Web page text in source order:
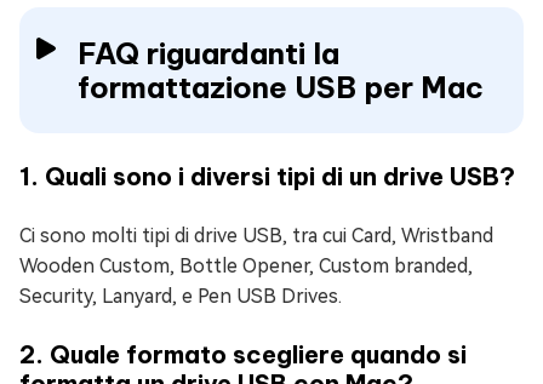
FAQ riguardanti la
formattazione USB per Mac
1. Quali sono i diversi tipi di un drive USB?
Ci sono molti tipi di drive USB, tra cui Card, Wristband
Wooden Custom, Bottle Opener, Custom branded,
Security, Lanyard, e Pen USB Drives.
2. Quale formato scegliere quando si